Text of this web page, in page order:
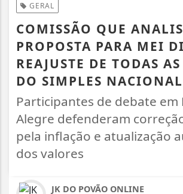
GERAL
COMISSÃO QUE
PROPOSTA PARA MEI
REAJUSTE DE TODAS
DO SIMPLES NACIONAL
Participantes de debate em
Alegre defenderam
pela inflação e atualização
dos valores
JK DO POVÃO ONLINE